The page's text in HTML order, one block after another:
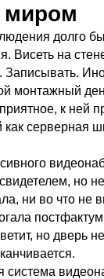
долго
Висеть на
Записывать.
монтажный
к ней
серверная
но
ни во что не
но дверь
система